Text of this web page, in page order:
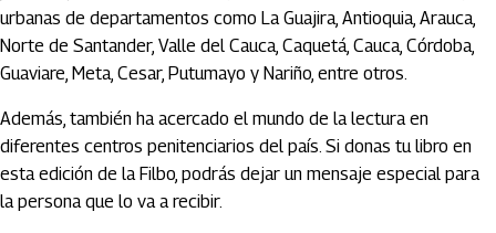
urbanas de departamentos como La Guajira, Antioquia, Arauca,
Norte de Santander, Valle del Cauca, Caquetá, Cauca, Córdoba,
Guaviare, Meta, Cesar, Putumayo y Nariño, entre otros.
Además, también ha acercado el mundo de la lectura en
diferentes centros penitenciarios del país. Si donas tu libro en
esta edición de la Filbo, podrás dejar un mensaje especial para
la persona que lo va a recibir.